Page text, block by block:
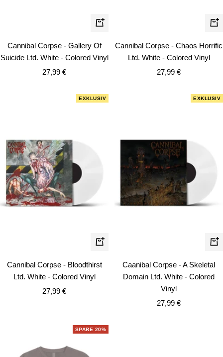
In
den
Warenkorb
Cannibal Corpse - Gallery Of
Suicide Ltd. White - Colored Vinyl
Angebotspreis
27,99 €
In
Cannibal Corpse - Chaos Horrific
Ltd. White - Colored Vinyl
Angebotspreis
27,99 €
EXKLUSIV
In
Warenkorb
Cannibal Corpse - Bloodthirst
Ltd. White - Colored Vinyl
Angebotspreis
27,99 €
EXKLUSIV
In
Caanibal Corpse - A Skeletal
Domain Ltd. White - Colored
Vinyl
Angebotspreis
27,99 €
SPARE 20%